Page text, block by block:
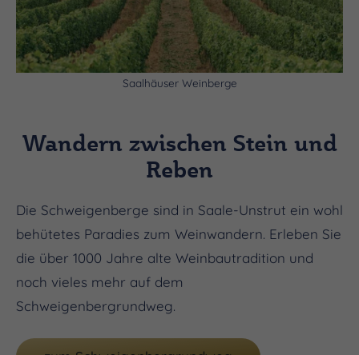
Saalhäuser Weinberge
Wandern zwischen Stein und
Reben
Die Schweigenberge sind in Saale-Unstrut ein wohl
behütetes Paradies zum Weinwandern. Erleben Sie
die über 1000 Jahre alte Weinbautradition und
noch vieles mehr auf dem
Schweigenbergrundweg.